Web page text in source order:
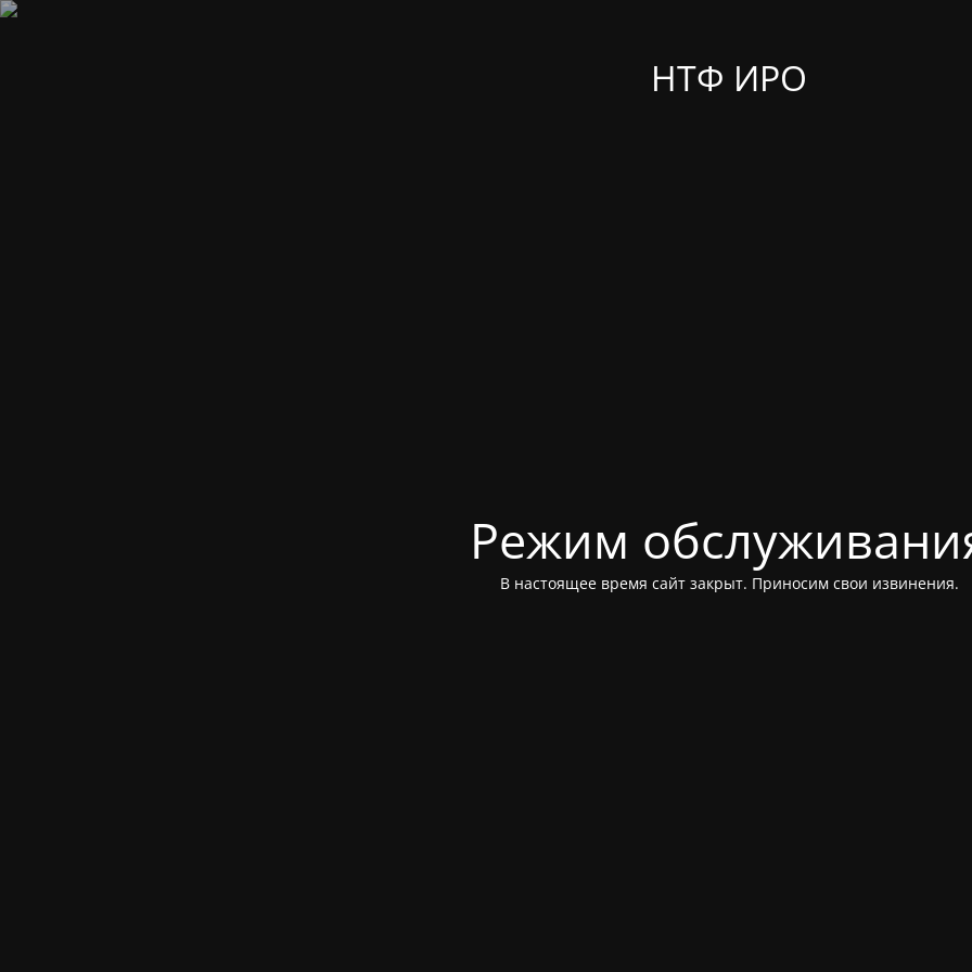
НТФ ИРО
Режим
В настоящее время сайт закрыт. Приносим свои извинения.